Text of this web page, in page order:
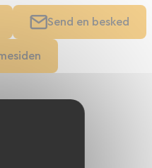
Send en besked